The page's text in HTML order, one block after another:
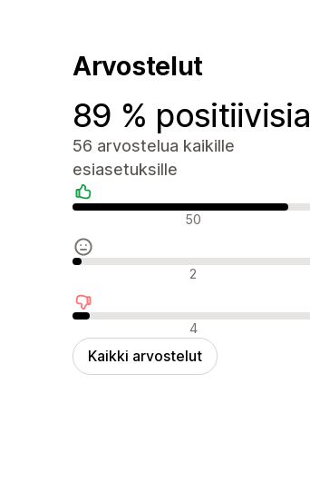
Arvostelut
89 % positiivisia
56 arvostelua kaikille
esiasetuksille
Positiiviset arvostelut
50
Neutraalit arvostelut
2
Negatiiviset arvostelut
4
Kaikki arvostelut